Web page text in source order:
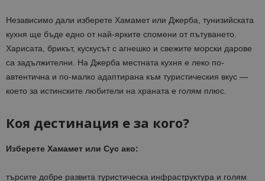
Независимо дали изберете Хамамет или Джерба, тунизийската
кухня ще бъде едно от най-ярките спомени от пътуването.
Харисата, брикът, кускусът с агнешко и свежите морски дарове
са задължителни. На Джерба местната кухня е леко по-
автентична и по-малко адаптирана към туристическия вкус —
което за истинските любители на храната е голям плюс.
Коя дестинация е за кого?
Изберете Хамамет или Сус ако:
търсите добре развита туристическа инфраструктура и голям